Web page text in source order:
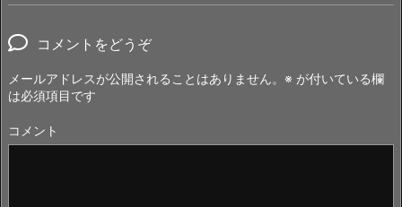
コメントをどうぞ
メールアドレスが公開されることはありません。 ※ が付いている欄
は必須項目です
コメント